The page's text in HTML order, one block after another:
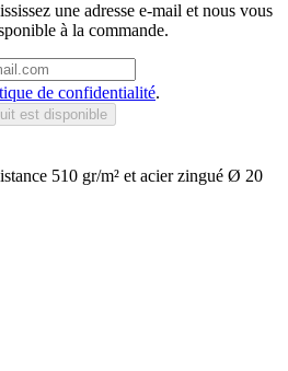
une adresse e-mail et nous vous
à la commande.
de confidentialité.
est disponible
510 gr/m² et acier zingué Ø 20